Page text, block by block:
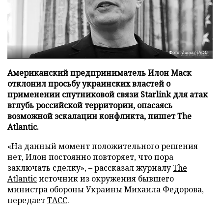
Фото: Zuma/ТАСС
Американский предприниматель Илон Маск
отклонил просьбу украинских властей о
применении спутниковой связи Starlink для атак
вглубь российской территории, опасаясь
возможной эскалации конфликта, пишет The
Atlantic.
«На данный момент положительного решения
нет, Илон постоянно повторяет, что пора
заключать сделку», – рассказал журналуThe
Atlanticисточник из окружения бывшего
министра обороны Украины Михаила Федорова,
передаетТАСС.